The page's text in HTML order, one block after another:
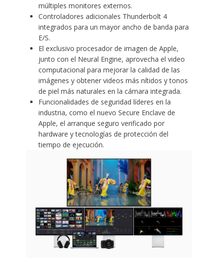
múltiples monitores externos.
Controladores adicionales Thunderbolt 4
integrados para un mayor ancho de banda para
E/S.
El exclusivo procesador de imagen de Apple,
junto con el Neural Engine, aprovecha el video
computacional para mejorar la calidad de las
imágenes y obtener videos más nítidos y tonos
de piel más naturales en la cámara integrada.
Funcionalidades de seguridad líderes en la
industria, como el nuevo Secure Enclave de
Apple, el arranque seguro verificado por
hardware y tecnologías de protección del
tiempo de ejecución.